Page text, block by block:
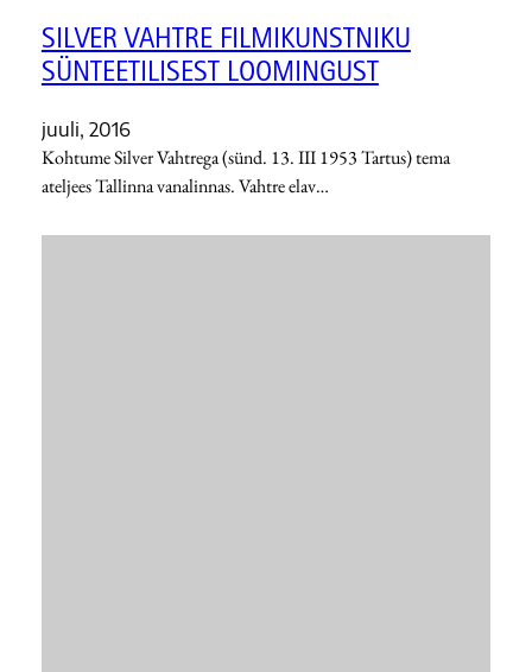
SILVER VAHTRE FILMIKUNSTNIKU
SÜNTEETILISEST LOOMINGUST
juuli, 2016
Kohtume Silver Vahtrega (sünd. 13. III 1953 Tartus) tema
ateljees Tallinna vanalinnas. Vahtre elav…